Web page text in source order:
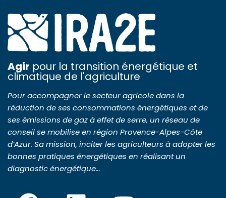
Agir pour la transition énergétique et
climatique de l'agriculture
Pour accompagner le secteur agricole dans la
réduction de ses consommations énergétiques et de
ses émissions de gaz à effet de serre, un réseau de
conseil se mobilise en région Provence-Alpes-Côte
d’Azur. Sa mission, inciter les agriculteurs à adopter les
bonnes pratiques énergétiques en réalisant un
diagnostic énergétique…